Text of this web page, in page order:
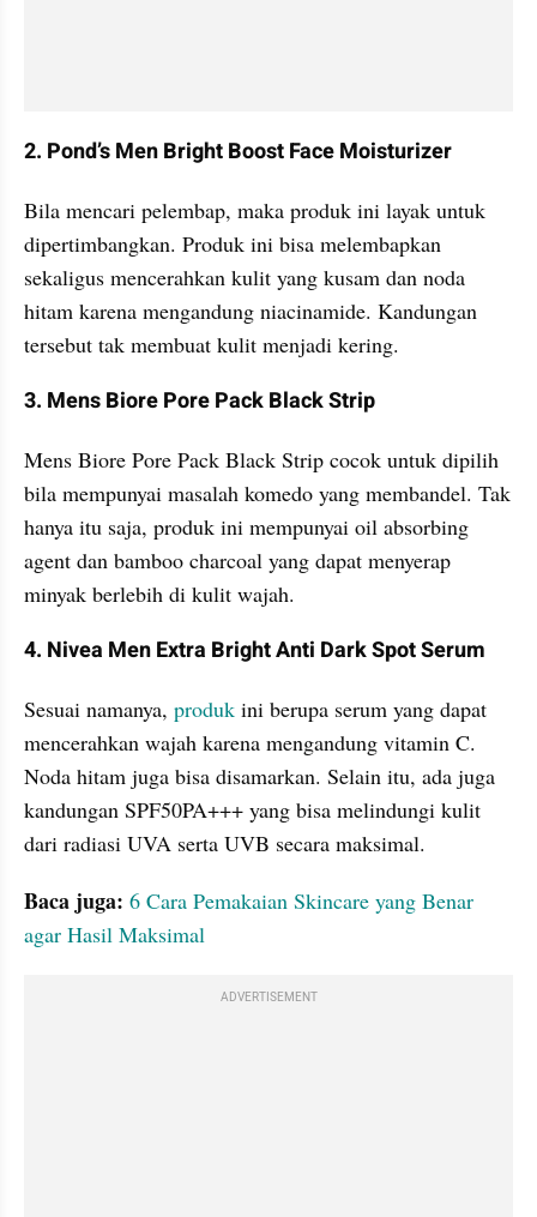
2. Pond’s Men Bright Boost Face Moisturizer
Bila mencari pelembap, maka produk ini layak untuk
dipertimbangkan. Produk ini bisa melembapkan
sekaligus mencerahkan kulit yang kusam dan noda
hitam karena mengandung niacinamide. Kandungan
tersebut tak membuat kulit menjadi kering.
3. Mens Biore Pore Pack Black Strip
Mens Biore Pore Pack Black Strip cocok untuk dipilih
bila mempunyai masalah komedo yang membandel. Tak
hanya itu saja, produk ini mempunyai oil absorbing
agent dan bamboo charcoal yang dapat menyerap
minyak berlebih di kulit wajah.
4. Nivea Men Extra Bright Anti Dark Spot Serum
Sesuai namanya, produk ini berupa serum yang dapat
mencerahkan wajah karena mengandung vitamin C.
Noda hitam juga bisa disamarkan. Selain itu, ada juga
kandungan SPF50PA+++ yang bisa melindungi kulit
dari radiasi UVA serta UVB secara maksimal.
Baca juga: 6 Cara Pemakaian Skincare yang Benar
agar Hasil Maksimal
ADVERTISEMENT